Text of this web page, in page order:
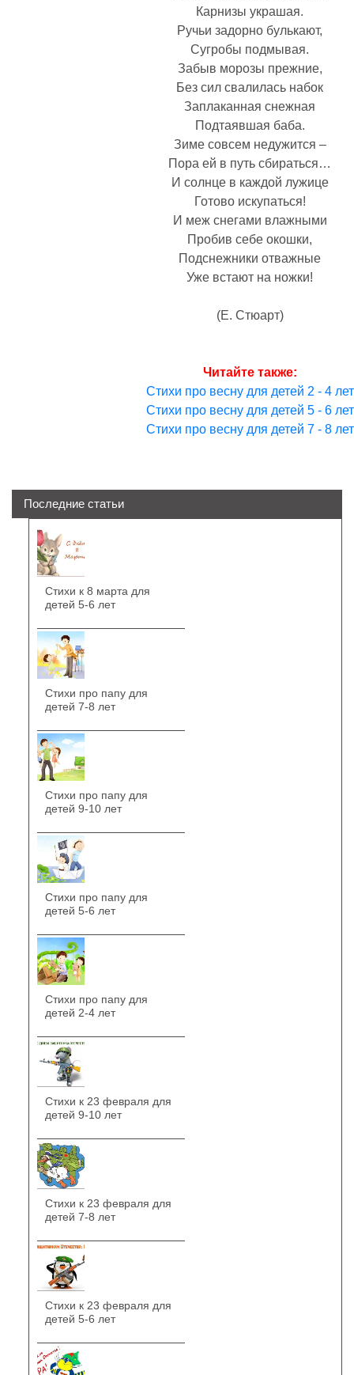
Карнизы украшая.
Ручьи задорно булькают,
Сугробы подмывая.
Забыв морозы прежние,
Без сил свалилась набок
Заплаканная снежная
Подтаявшая баба.
Зиме совсем недужится –
Пора ей в путь сбираться…
И солнце в каждой лужице
Готово искупаться!
И меж снегами влажными
Пробив себе окошки,
Подснежники отважные
Уже встают на ножки!
(Е. Стюарт)
Читайте также:
Стихи про весну для детей 2 - 4 лет
Стихи про весну для детей 5 - 6 лет
Стихи про весну для детей 7 - 8 лет
Последние статьи
Стихи к 8 марта для
детей 5-6 лет
Стихи про папу для
детей 7-8 лет
Стихи про папу для
детей 9-10 лет
Стихи про папу для
детей 5-6 лет
Стихи про папу для
детей 2-4 лет
Стихи к 23 февраля для
детей 9-10 лет
Стихи к 23 февраля для
детей 7-8 лет
Стихи к 23 февраля для
детей 5-6 лет